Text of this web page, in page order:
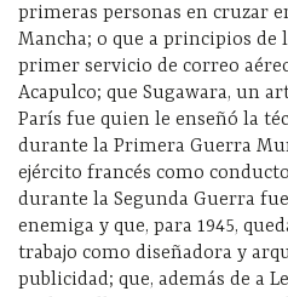
primeras personas en cruzar
Mancha; o que a principios de
primer servicio de correo
Acapulco; que Sugawara, un
París fue quien le enseñó la
durante la Primera Guerra
ejército francés como
durante la Segunda Guerra
enemiga y que, para 1945,
trabajo como diseñadora y
publicidad; que, además de a